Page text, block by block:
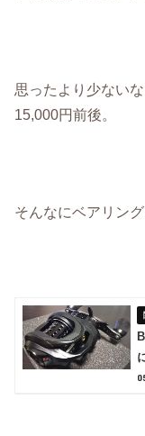
思ったより少ない
15,000円前後。
そんなにベアリン